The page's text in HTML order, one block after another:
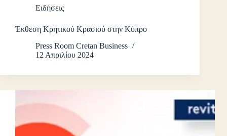
Ειδήσεις
Έκθεση Κρητικού Κρασιού στην Κύπρο
Press Room Cretan Business
12 Απριλίου 2024